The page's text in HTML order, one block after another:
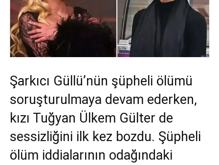
Şarkıcı Güllü’nün şüpheli ölümü
soruşturulmaya devam ederken,
kızı Tuğyan Ülkem Gülter de
sessizliğini ilk kez bozdu. Şüpheli
ölüm iddialarının odağındaki